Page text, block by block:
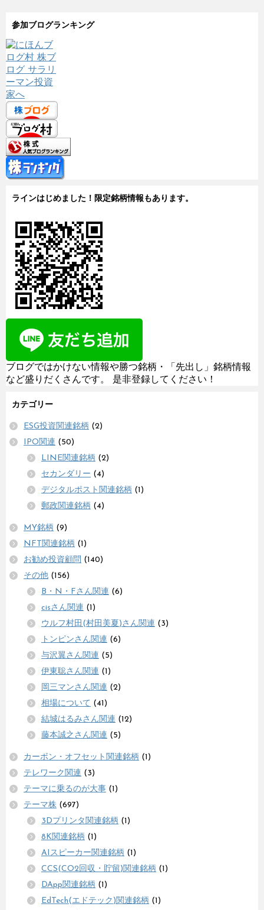
参加ブログランキング
ラインはじめました！限定銘柄情報もあります。
ブログではかけない情報や勝つ銘柄・「先出し」銘柄情報
など盛りだくさんです。 是非登録してください！
カテゴリー
ESG投資関連銘柄 (2)
IPO関連 (50)
LINE関連銘柄 (2)
セカンダリー (4)
デジタルポスト関連銘柄 (1)
郵政関連銘柄 (4)
MY銘柄 (9)
NFT関連銘柄 (1)
お勧め投資顧問 (140)
その他 (156)
B・N・Fさん関連 (6)
cisさん関連 (1)
ウルフ村田(村田美夏)さん関連 (3)
トンピンさん関連 (6)
与沢翼さん関連 (5)
伊東聡さん関連 (1)
岡三マンさん関連 (2)
相場について (41)
結城はるみさん関連 (12)
藤本誠之さん関連 (5)
カーボン・オフセット関連銘柄 (1)
テレワーク関連 (3)
テーマに乗るのが大事 (1)
テーマ株 (697)
3Dプリンタ関連銘柄 (1)
8K関連銘柄 (1)
AIスピーカー関連銘柄 (1)
CCS(CO2回収・貯留)関連銘柄 (1)
DApp関連銘柄 (1)
EdTech(エドテック)関連銘柄 (1)